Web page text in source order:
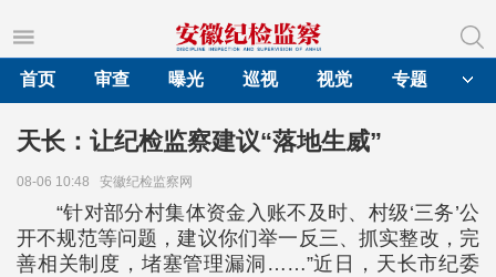
首页
审查 曝光 巡视 视觉 专题
天长：让纪检监察建议“落地生威”
08-06 10:48 安徽纪检监察网
“针对部分村集体资金入账不及时、村级‘三务’公
开不规范等问题，建议你们举一反三、抓实整改，完
善相关制度，堵塞管理漏洞……”近日，天长市纪委